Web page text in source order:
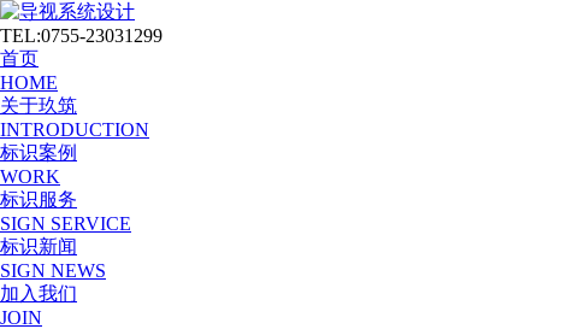
TEL:0755-23031299
首页
HOME
关于玖筑
INTRODUCTION
标识案例
WORK
标识服务
SIGN SERVICE
标识新闻
SIGN NEWS
加入我们
JOIN